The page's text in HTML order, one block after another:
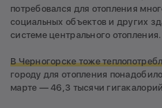
потребовался для отопления
социальных объектов и других
системе центрального отопления.
В Черногорске тоже
городу для отопления
марте — 46,3 тысячи